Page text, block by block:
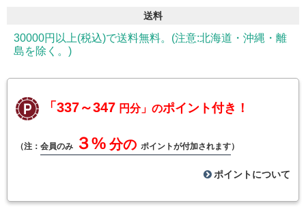
送料
30000円以上(税込)で送料無料。(注意:北海道・沖縄・離
島を除く。)
「337～347 円分」のポイント付き！
（注： 会員のみ ３% 分の ポイントが付加されます）
ポイントについて